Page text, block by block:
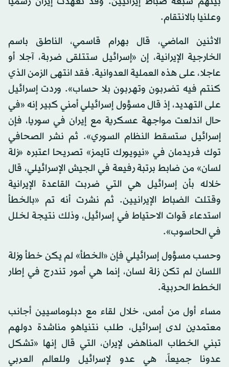
وعلنيا بالانتقام.
الاثنين الماضي، قال بهرام قاسمي، الناطق باسم
الخارجية الإيرانية، إن «إسرائيل ستتلقى ضربة، آجلا أو
عاجلا، على هذه العملية العدوانية. فقد انتهى الزمن الذي
كنتم فيه تضربون وتهربون بلا حساب». وردت إسرائيل
على التهديد، إذ قال مسؤول إسرائيلي أمني كبير إنه «في
حال اندلعت مواجهة عسكرية مع إيران في سوريا، فإن
إسرائيل ستسقط النظام السوري». ثم نشر الصحافي
توك فريدمان في «نيويورك تايمز» تصريحا اعتبره «زلة
لسان» من ضابط برتبة رفيعة في الجيش الإسرائيلي، قال
خلاله بأن إسرائيل هي التي ضربت القاعدة الإيرانية
وقتلت الضباط الإيرانيين. ثم نشرت أنه تم «بالخطأ
استدعاء قوات الاحتياط في إسرائيل، وذلك نتيجة لخلل
في الحاسوب».
وحسب مسؤول إسرائيلي فإن «الخطأ» لم يكن خطأ وزلة
اللسان لم تكن زلة لسان، إنما هي أمور تندرج في إطار
الخطط الحربية.
مساء أول من أمس، خلال لقاء مع دبلوماسيين أجانب
معتمدين لدى إسرائيل، طلب نتنياهو مناشدة دولهم
تبني الخطاب المناهض لإيران، التي قال إنها «تشكل
عدونا جميعاً، هي عدو لإسرائيل وللعالم العربي